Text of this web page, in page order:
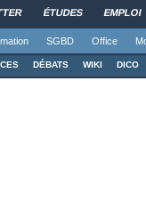
ÉTUDES EMPLOI
SGBD Office
DÉBATS WIKI DICO